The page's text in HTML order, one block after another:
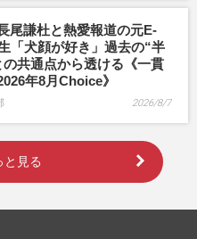
尾謙杜と熱愛報道の元E-
「犬顔が好き」過去の“半
の共通点から透ける《一貫
年8月Choice》
2026/8/7
と見る